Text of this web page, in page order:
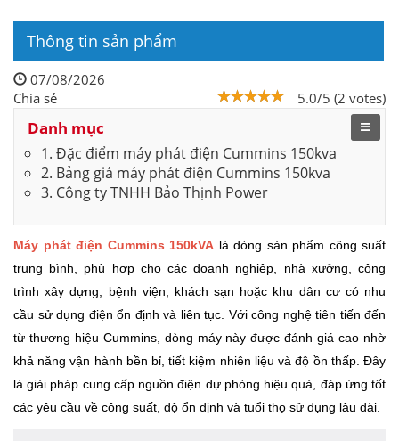
Thông tin sản phẩm
07/08/2026
5.0/5 (2 votes)
Chia sẻ
Danh mục
1. Đặc điểm máy phát điện Cummins 150kva
2. Bảng giá máy phát điện Cummins 150kva
3. Công ty TNHH Bảo Thịnh Power
Máy phát điện Cummins 150kVA là dòng sản phẩm công suất
trung bình, phù hợp cho các doanh nghiệp, nhà xưởng, công
trình xây dựng, bệnh viện, khách sạn hoặc khu dân cư có nhu
cầu sử dụng điện ổn định và liên tục. Với công nghệ tiên tiến đến
từ thương hiệu Cummins, dòng máy này được đánh giá cao nhờ
khả năng vận hành bền bỉ, tiết kiệm nhiên liệu và độ ồn thấp. Đây
là giải pháp cung cấp nguồn điện dự phòng hiệu quả, đáp ứng tốt
các yêu cầu về công suất, độ ổn định và tuổi thọ sử dụng lâu dài.